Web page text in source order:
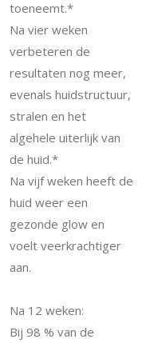
toeneemt.*
Na vier weken
verbeteren de
resultaten nog meer,
evenals huidstructuur,
stralen en het
algehele uiterlijk van
de huid.*
Na vijf weken heeft de
huid weer een
gezonde glow en
voelt veerkrachtiger
aan.
Na 12 weken:
Bij 98 % van de